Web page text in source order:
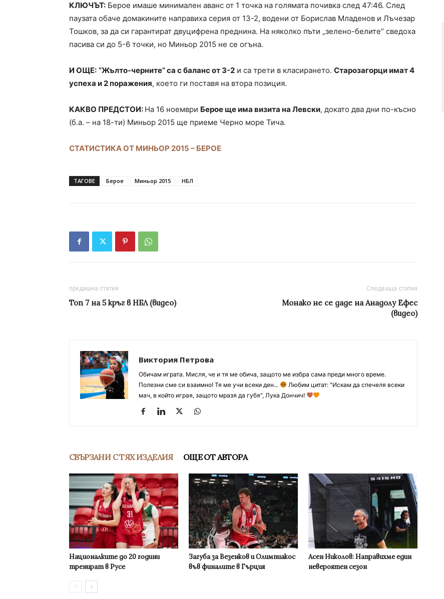
КЛЮЧЪТ: Берое имаше минимален аванс от 1 точка на голямата почивка след 47:46. След
паузата обаче домакините направиха серия от 13-2, водени от Борислав Младенов и Лъчезар
Тошков, за да си гарантират двуцифрена преднина. На няколко пъти „зелено-белите“ сведоха
пасива си до 5-6 точки, но Миньор 2015 не се огъна.
И ОЩЕ: “Жълто-черните” са с баланс от 3-2 и са трети в класирането. Старозагорци имат 4
успеха и 2 поражения, което ги поставя на втора позиция.
КАКВО ПРЕДСТОИ: На 16 ноември Берое ще има визита на Левски, докато два дни по-късно
(б.а. – на 18-ти) Миньор 2015 ще приеме Черно море Тича.
СТАТИСТИКА ОТ МИНЬОР 2015 – БЕРОЕ
ТАГОВЕ Берое Миньор 2015 НБЛ
предишна статия
Топ 7 на 5 кръг в НБЛ (видео)
Следваща статия
Монако не се даде на Анадолу Ефес
(видео)
Виктория Петрова
Обичам играта. Мисля, че и тя ме обича, защото ме избра сама преди много време.
Полезни сме си взаимно! Тя ме учи всеки ден...
Любим цитат: "Искам да спечеля всеки
мач, в който играя, защото мразя да губя", Лука Дончич!
СВЪРЗАНИ С ТЯХ ИЗДЕЛИЯ ОЩЕ ОТ АВТОРА
Националките до 20 години
тренират в Русе
Загуба за Везенков и Олимпиакос
във финалите в Гърция
Асен Николов: Направихме един
невероятен сезон